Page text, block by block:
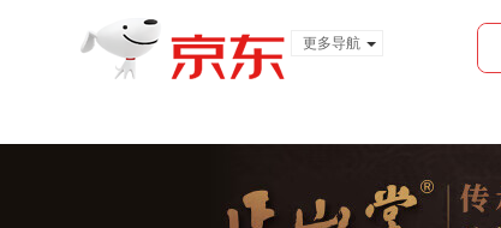
更多导航